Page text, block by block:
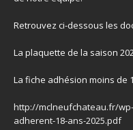
Retrouvez ci-dessous les
La plaquette de la saison
La fiche adhésion moins de
http://mclneufchateau.fr/
adherent-18-ans-2025.pdf